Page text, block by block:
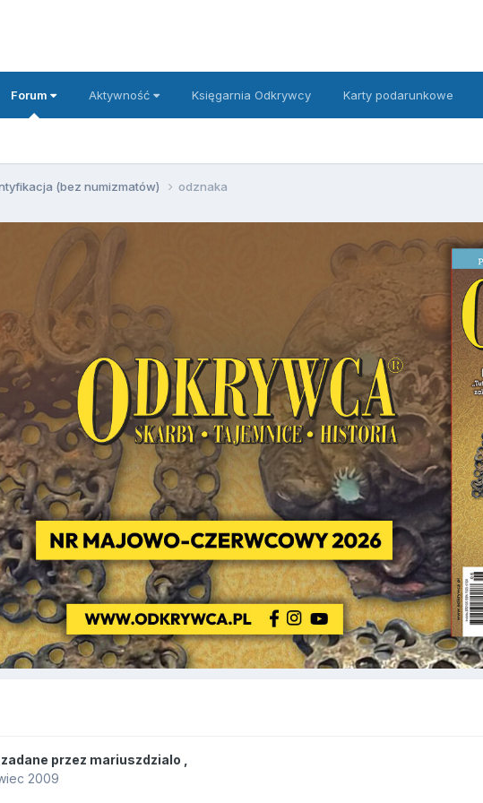
Forum Aktywność Księgarnia Odkrywcy Karty podarunkowe
(bez numizmatów) odznaka
przez mariuszdzialo
2009